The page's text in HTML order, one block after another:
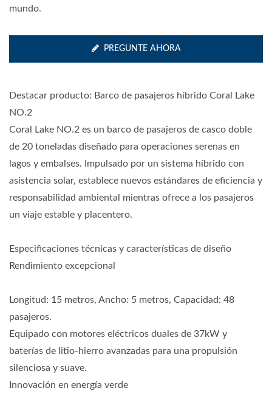
mundo.
PREGUNTE AHORA
Destacar producto: Barco de pasajeros híbrido Coral Lake
NO.2
Coral Lake NO.2 es un barco de pasajeros de casco doble
de 20 toneladas diseñado para operaciones serenas en
lagos y embalses. Impulsado por un sistema híbrido con
asistencia solar, establece nuevos estándares de eficiencia y
responsabilidad ambiental mientras ofrece a los pasajeros
un viaje estable y placentero.
Especificaciones técnicas y características de diseño
Rendimiento excepcional
Longitud: 15 metros, Ancho: 5 metros, Capacidad: 48
pasajeros.
Equipado con motores eléctricos duales de 37kW y
baterías de litio-hierro avanzadas para una propulsión
silenciosa y suave.
Innovación en energía verde